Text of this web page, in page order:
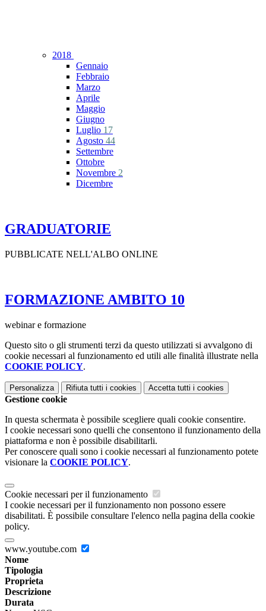
2018
Gennaio
Febbraio
Marzo
Aprile
Maggio
Giugno
Luglio 17
Agosto 44
Settembre
Ottobre
Novembre 2
Dicembre
GRADUATORIE
PUBBLICATE NELL'ALBO ONLINE
FORMAZIONE AMBITO 10
webinar e formazione
Questo sito o gli strumenti terzi da questo utilizzati si avvalgono di
cookie necessari al funzionamento ed utili alle finalità illustrate nella
COOKIE POLICY.
Personalizza Rifiuta tutti i cookies Accetta tutti i cookies
Gestione cookie
In questa schermata è possibile scegliere quali cookie consentire.
I cookie necessari sono quelli che consentono il funzionamento della
piattaforma e non è possibile disabilitarli.
Per conoscere quali sono i cookie necessari al funzionamento potete
visionare la COOKIE POLICY.
Cookie necessari per il funzionamento
I cookie necessari per il funzionamento non possono essere
disabilitati. È possibile consultare l'elenco nella pagina della cookie
policy.
www.youtube.com
Nome
Tipologia
Proprieta
Descrizione
Durata